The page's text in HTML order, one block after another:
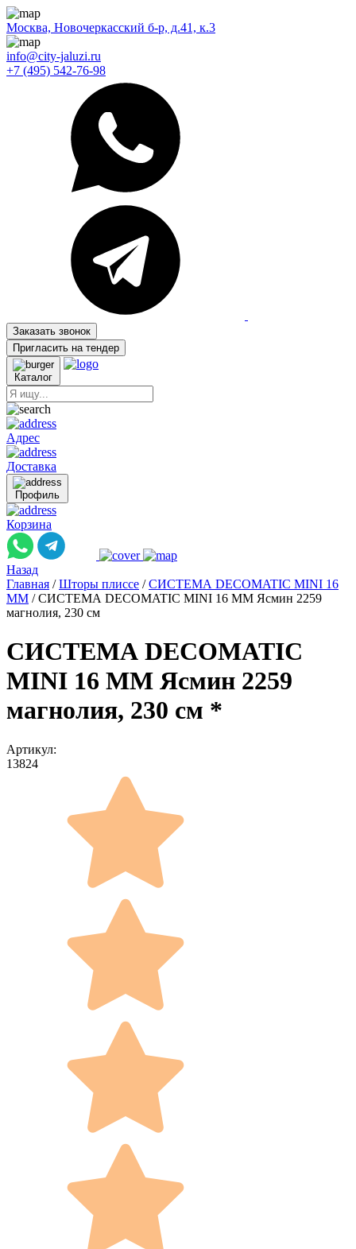
Москва, Новочеркасский б-р, д.41, к.3
info@city-jaluzi.ru
+7 (495) 542-76-98
Заказать звонок
Пригласить на тендер
Каталог
Адрес
Доставка
Профиль
Корзина
Назад
Главная / Шторы плиссе / СИСТЕМА DECOMATIC MINI 16
ММ / СИСТЕМА DECOMATIC MINI 16 ММ Ясмин 2259
магнолия, 230 см
СИСТЕМА DECOMATIC
MINI 16 ММ Ясмин 2259
магнолия, 230 см *
Артикул:
13824